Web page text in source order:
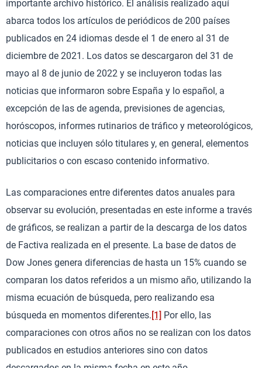
importante archivo histórico. El análisis realizado aquí
abarca todos los artículos de periódicos de 200 países
publicados en 24 idiomas desde el 1 de enero al 31 de
diciembre de 2021. Los datos se descargaron del 31 de
mayo al 8 de junio de 2022 y se incluyeron todas las
noticias que informaron sobre España y lo español, a
excepción de las de agenda, previsiones de agencias,
horóscopos, informes rutinarios de tráfico y meteorológicos,
noticias que incluyen sólo titulares y, en general, elementos
publicitarios o con escaso contenido informativo.
Las comparaciones entre diferentes datos anuales para
observar su evolución, presentadas en este informe a través
de gráficos, se realizan a partir de la descarga de los datos
de Factiva realizada en el presente. La base de datos de
Dow Jones genera diferencias de hasta un 15% cuando se
comparan los datos referidos a un mismo año, utilizando la
misma ecuación de búsqueda, pero realizando esa
búsqueda en momentos diferentes. [1] Por ello, las
comparaciones con otros años no se realizan con los datos
publicados en estudios anteriores sino con datos